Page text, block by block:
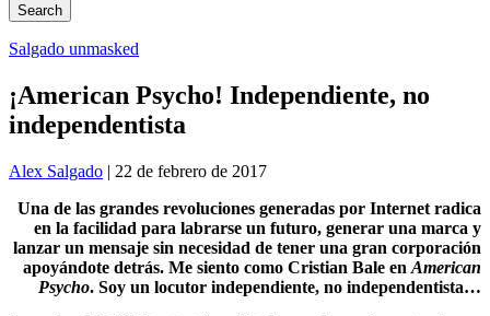
Search
Salgado unmasked
¡American Psycho! Independiente, no
independentista
Alex Salgado | 22 de febrero de 2017
Una de las grandes revoluciones generadas por Internet radica
en la facilidad para labrarse un futuro, generar una marca y
lanzar un mensaje sin necesidad de tener una gran corporación
apoyándote detrás. Me siento como Cristian Bale en American
Psycho. Soy un locutor independiente, no independentista…